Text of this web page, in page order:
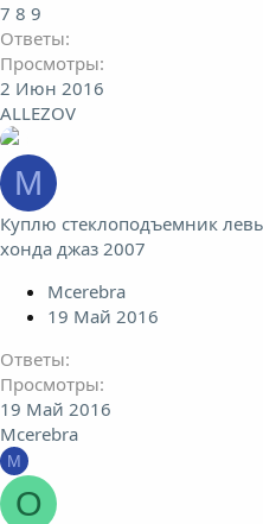
7 8 9
Ответы
Просмотры
2 Июн 2016
ALLEZOV
M
Куплю стеклоподъемник
хонда джаз 2007
Mcerebra
19 Май 2016
Ответы
Просмотры
19 Май 2016
Mcerebra
M
О